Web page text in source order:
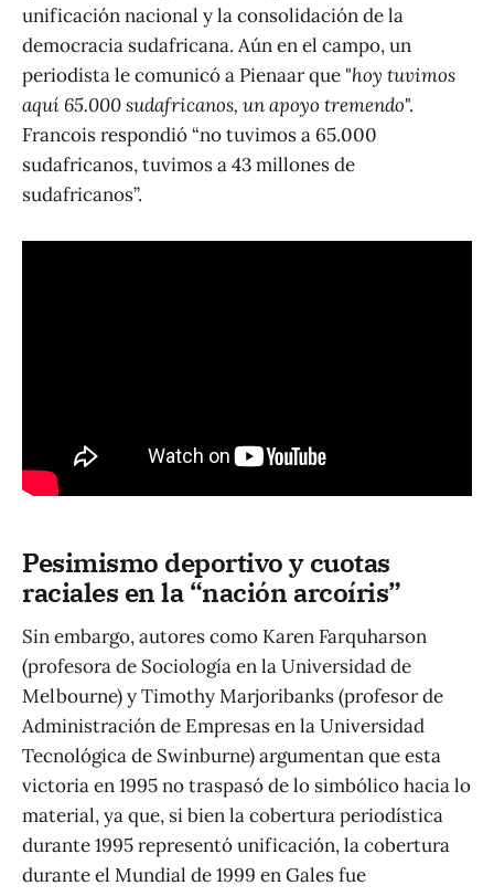
unificación nacional y la consolidación de la
democracia sudafricana. Aún en el campo, un
periodista le comunicó a Pienaar que "hoy tuvimos
aquí 65.000 sudafricanos, un apoyo tremendo".
Francois respondió “no tuvimos a 65.000
sudafricanos, tuvimos a 43 millones de
sudafricanos”.
Pesimismo deportivo y cuotas
raciales en la “nación arcoíris”
Sin embargo, autores como Karen Farquharson
(profesora de Sociología en la Universidad de
Melbourne) y Timothy Marjoribanks (profesor de
Administración de Empresas en la Universidad
Tecnológica de Swinburne) argumentan que esta
victoria en 1995 no traspasó de lo simbólico hacia lo
material, ya que, si bien la cobertura periodística
durante 1995 representó unificación, la cobertura
durante el Mundial de 1999 en Gales fue